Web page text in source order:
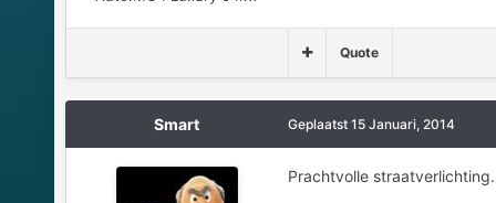
Quote
Smart Geplaatst 15 Januari, 2014
Prachtvolle